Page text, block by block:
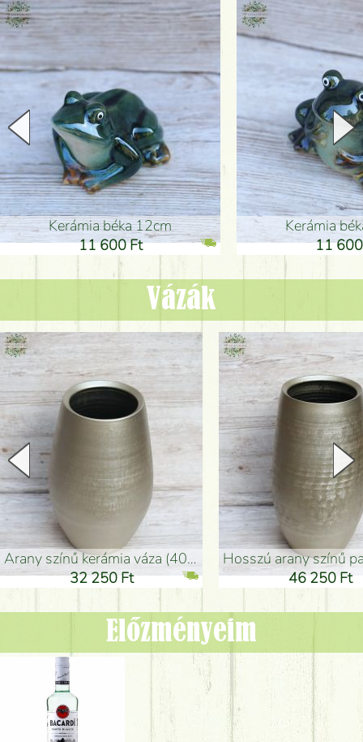
Kerámia béka 12cm
11 600 Ft
Kerámia
11
Vázák
arany színű kerámia váza (40x26cm)
32 250 Ft
hosszú arany színű
46 250 Ft
Előzményeim